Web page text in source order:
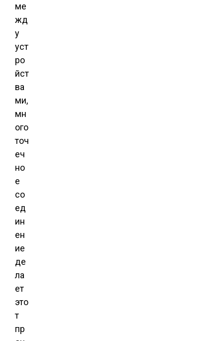
ме
жд
у
уст
ро
йст
ва
ми,
мн
ого
точ
еч
но
е
со
ед
ин
ен
ие
де
ла
ет
это
т
пр